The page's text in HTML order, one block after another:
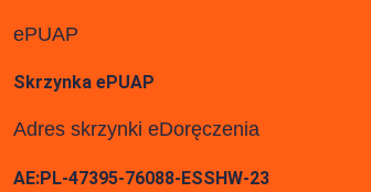
ePUAP
Skrzynka ePUAP
Adres skrzynki eDoręczenia
AE:PL-47395-76088-ESSHW-23